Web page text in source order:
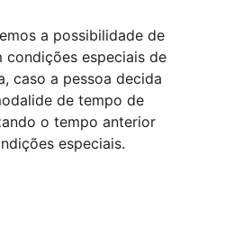
a possibilidade de
especiais de
caso a pessoa decida
de tempo de
o tempo anterior
especiais.